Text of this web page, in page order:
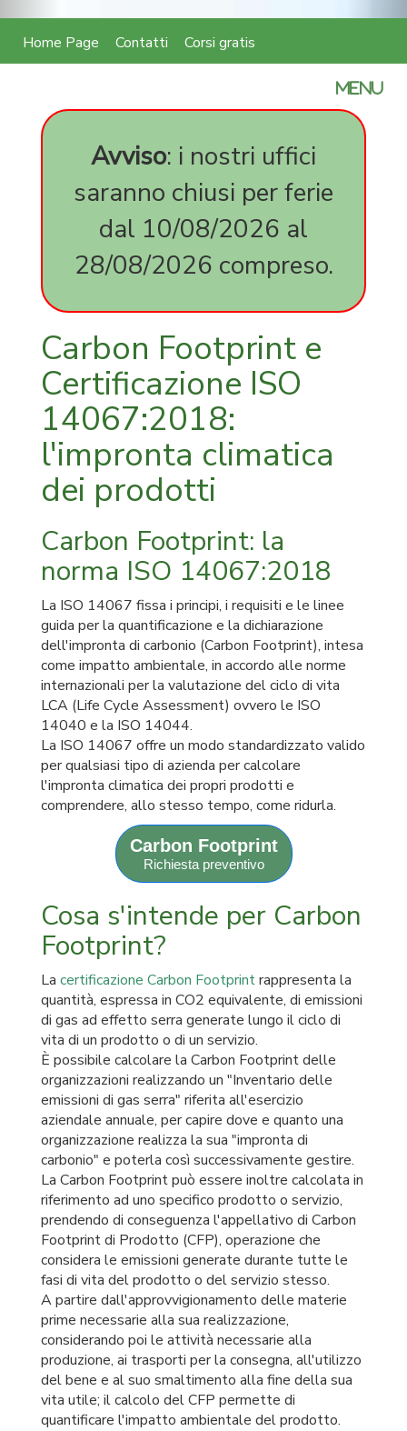
Home Page Contatti Corsi gratis
parità
di
online
45001
MENU
Avviso: i nostri uffici
saranno chiusi per ferie
dal 10/08/2026 al
28/08/2026 compreso.
Carbon Footprint e
Certificazione ISO
14067:2018:
l'impronta climatica
dei prodotti
Carbon Footprint: la
norma ISO 14067:2018
La ISO 14067 fissa i principi, i requisiti e le linee
guida per la quantificazione e la dichiarazione
dell'impronta di carbonio (Carbon Footprint), intesa
come impatto ambientale, in accordo alle norme
internazionali per la valutazione del ciclo di vita
LCA (Life Cycle Assessment) ovvero le ISO
14040 e la ISO 14044.
La ISO 14067 offre un modo standardizzato valido
per qualsiasi tipo di azienda per calcolare
l'impronta climatica dei propri prodotti e
comprendere, allo stesso tempo, come ridurla.
Carbon Footprint
Richiesta preventivo
Cosa s'intende per Carbon
Footprint?
La certificazione Carbon Footprintrappresenta la
quantità, espressa in CO2 equivalente, di emissioni
di gas ad effetto serra generate lungo il ciclo di
vita di un prodotto o di un servizio.
È possibile calcolare la Carbon Footprint delle
organizzazioni realizzando un "Inventario delle
emissioni di gas serra" riferita all'esercizio
aziendale annuale, per capire dove e quanto una
organizzazione realizza la sua "impronta di
carbonio" e poterla così successivamente gestire.
La Carbon Footprint può essere inoltre calcolata in
riferimento ad uno specifico prodotto o servizio,
prendendo di conseguenza l'appellativo di Carbon
Footprint di Prodotto (CFP), operazione che
considera le emissioni generate durante tutte le
fasi di vita del prodotto o del servizio stesso.
A partire dall'approvvigionamento delle materie
prime necessarie alla sua realizzazione,
considerando poi le attività necessarie alla
produzione, ai trasporti per la consegna, all'utilizzo
del bene e al suo smaltimento alla fine della sua
vita utile; il calcolo del CFP permette di
quantificare l'impatto ambientale del prodotto.